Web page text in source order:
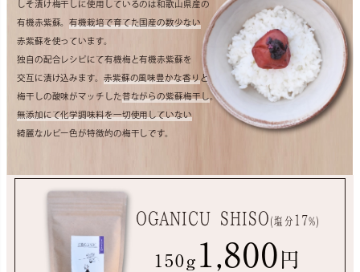
しそ漬け梅干しに使用しているのは和歌山県産の
有機赤紫蘇。有機栽培で育てた国産の数少ない
赤紫蘇を使っています。
独自の配合レシピにて有機梅と有機赤紫蘇を
交互に漬け込みます。 赤紫蘇の風味豊かな香り と
梅干しの酸味がマッチした昔ながらの紫蘇梅干し。
無添加にて化学調味料を一切使用していない
綺麗なルビー色が特徴的の梅干しです。
OGANICU SHISO(塩分17%)
150g 1,800 円